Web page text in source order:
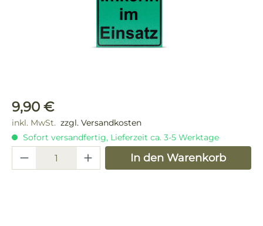
Regulärer Preis:
9,90 €
inkl. MwSt. zzgl. Versandkosten
Sofort versandfertig, Lieferzeit ca. 3-5 Werktage
Produkt Anzahl: Gib denIn den Warenkorb